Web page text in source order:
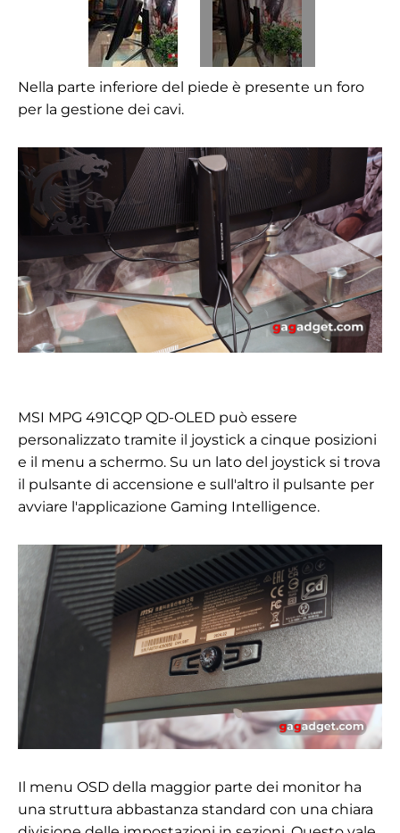
Nella parte inferiore del piede è presente un foro
per la gestione dei cavi.
MSI MPG 491CQP QD-OLED può essere
personalizzato tramite il joystick a cinque posizioni
e il menu a schermo. Su un lato del joystick si trova
il pulsante di accensione e sull'altro il pulsante per
avviare l'applicazione Gaming Intelligence.
Il menu OSD della maggior parte dei monitor ha
una struttura abbastanza standard con una chiara